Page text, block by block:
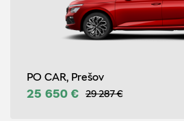
PO CAR, Prešov
25 650 € 29 287 €